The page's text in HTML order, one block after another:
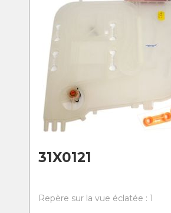
31X0121
Repère sur la vue éclatée : 1